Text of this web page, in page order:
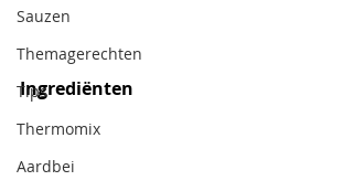
Sauzen
Themagerechten
Tips
Thermomix
Aardbei
Ingrediënten